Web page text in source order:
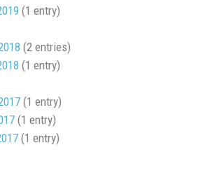
(1 entry)
(2 entries)
(1 entry)
(1 entry)
(1 entry)
(1 entry)